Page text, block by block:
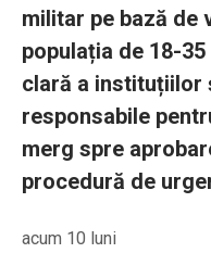
militar pe bază de
populația de 18-
clară a instituțiilor
responsabile
merg spre
procedură de
acum 10 luni